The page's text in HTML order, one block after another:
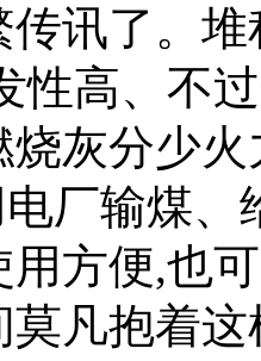
传讯了。
性高、不
烧灰分少
厂输煤、
用方便,也
凡抱着